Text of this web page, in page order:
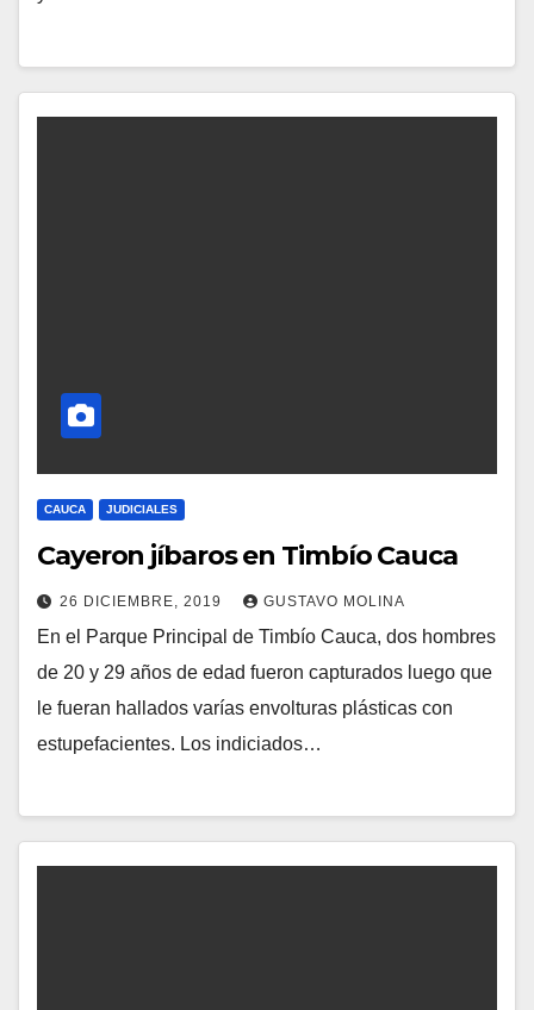
CAUCA JUDICIALES
Cayeron jíbaros en Timbío Cauca
26 DICIEMBRE, 2019 GUSTAVO MOLINA
En el Parque Principal de Timbío Cauca, dos hombres
de 20 y 29 años de edad fueron capturados luego que
le fueran hallados varías envolturas plásticas con
estupefacientes. Los indiciados…